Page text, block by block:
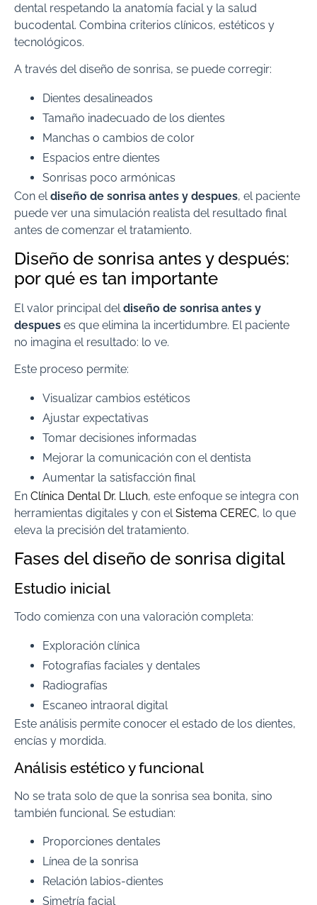
dental respetando la anatomía facial y la salud
bucodental. Combina criterios clínicos, estéticos y
tecnológicos.
A través del diseño de sonrisa, se puede corregir:
Dientes desalineados
Tamaño inadecuado de los dientes
Manchas o cambios de color
Espacios entre dientes
Sonrisas poco armónicas
Con el diseño de sonrisa antes y despues, el paciente
puede ver una simulación realista del resultado final
antes de comenzar el tratamiento.
Diseño de sonrisa antes y después:
por qué es tan importante
El valor principal deldiseño de sonrisa antes y
despues es que elimina la incertidumbre. El paciente
no imagina el resultado: lo ve.
Este proceso permite:
Visualizar cambios estéticos
Ajustar expectativas
Tomar decisiones informadas
Mejorar la comunicación con el dentista
Aumentar la satisfacción final
En Clínica Dental Dr. Lluch, este enfoque se integra con
herramientas digitales y con el Sistema CEREC, lo que
eleva la precisión del tratamiento.
Fases del diseño de sonrisa digital
Estudio inicial
Todo comienza con una valoración completa:
Exploración clínica
Fotografías faciales y dentales
Radiografías
Escaneo intraoral digital
Este análisis permite conocer el estado de los dientes,
encías y mordida.
Análisis estético y funcional
No se trata solo de que la sonrisa sea bonita, sino
también funcional. Se estudian:
Proporciones dentales
Línea de la sonrisa
Relación labios-dientes
Simetría facial